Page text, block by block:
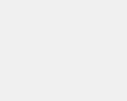
w nowym oknie
się w nowym oknie
się w nowym
link otworzy się w
link otworzy się w